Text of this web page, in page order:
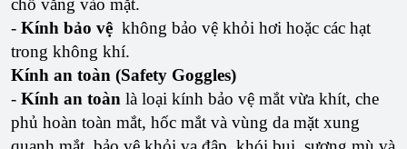
chỗ văng vào mặt.
- Kính bảo vệ không bảo vệ khỏi hơi hoặc các hạt
trong không khí.
Kính an toàn (Safety Goggles)
- Kính an toàn là loại kính bảo vệ mắt vừa khít, che
phủ hoàn toàn mắt, hốc mắt và vùng da mặt xung